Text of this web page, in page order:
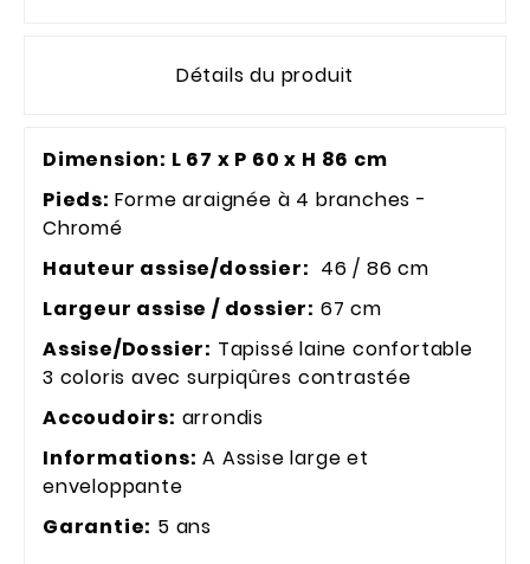
Détails du produit
Dimension: L 67 x P 60 x H 86 cm
Pieds: Forme araignée à 4 branches -
Chromé
Hauteur assise/dossier: 46 / 86 cm
Largeur assise / dossier: 67 cm
Assise/Dossier: Tapissé laine confortable
3 coloris avec surpiqûres contrastée
Accoudoirs: arrondis
Informations: A Assise large et
enveloppante
Garantie: 5 ans